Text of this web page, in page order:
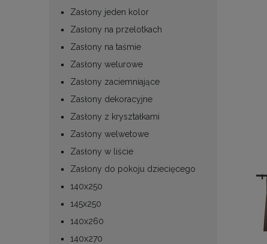
Zasłony jeden kolor
Zasłony na przelotkach
Zasłony na taśmie
Zasłony welurowe
Zasłony zaciemniające
Zasłony dekoracyjne
Zasłony z kryształkami
Zasłony welwetowe
Zasłony w liście
Zasłony do pokoju dziecięcego
140x250
145x250
140x260
140x270